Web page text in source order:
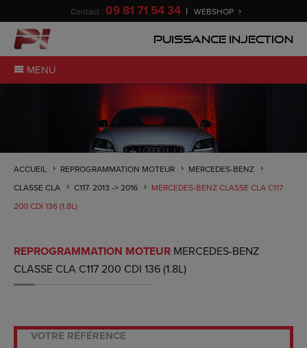
Contact : 09 81 71 54 34 WEBSHOP
Puissance Injection
MENU
ACCUEIL REPROGRAMMATION MOTEUR
MERCEDES-BENZ
CLASSE CLA
C117. 2013 -> 2016
MERCEDES-BENZ CLASSE CLA C117
200 CDI 136 (1.8L)
REPROGRAMMATION MOTEUR MERCEDES-BENZ
CLASSE CLA C117 200 CDI 136 (1.8L)
VOTRE RÉFÉRENCE